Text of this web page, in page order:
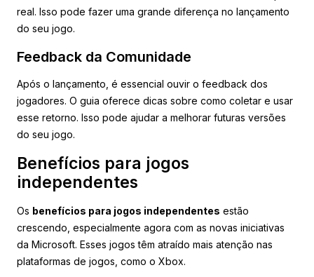
real. Isso pode fazer uma grande diferença no lançamento
do seu jogo.
Feedback da Comunidade
Após o lançamento, é essencial ouvir o feedback dos
jogadores. O guia oferece dicas sobre como coletar e usar
esse retorno. Isso pode ajudar a melhorar futuras versões
do seu jogo.
Benefícios para jogos
independentes
Os benefícios para jogos independentes estão
crescendo, especialmente agora com as novas iniciativas
da Microsoft. Esses jogos têm atraído mais atenção nas
plataformas de jogos, como o Xbox.